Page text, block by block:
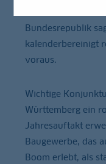
Bundesrepublik
kalenderbereinigt
voraus.
Wichtige
Württemberg ein
Jahresauftakt
Baugewerbe, das
Boom erlebt, als